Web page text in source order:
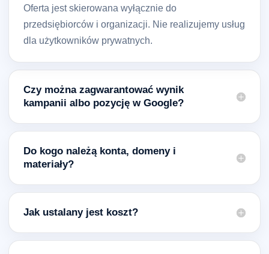
Oferta jest skierowana wyłącznie do
przedsiębiorców i organizacji. Nie realizujemy usług
dla użytkowników prywatnych.
Czy można zagwarantować wynik
kampanii albo pozycję w Google?
Do kogo należą konta, domeny i
materiały?
Jak ustalany jest koszt?